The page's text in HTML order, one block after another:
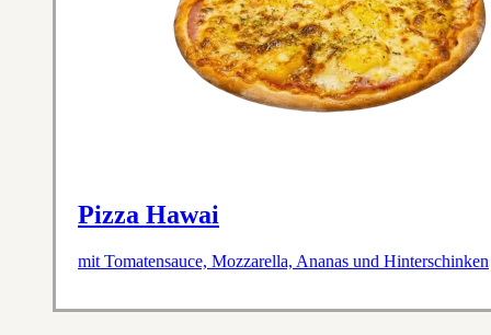
Pizza Hawai
mit Tomatensauce, Mozzarella, Ananas und Hinterschinken